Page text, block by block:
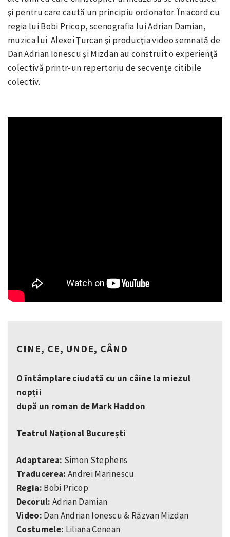
şi pentru care caută un principiu ordonator. În acord cu
regia lui Bobi Pricop, scenografia lui Adrian Damian,
muzica lui Alexei Ţurcan şi producţia video semnată de
Dan Adrian Ionescu şi Mizdan au construit o experienţă
colectivă printr-un repertoriu de secvenţe citibile
colectiv.
CINE, CE, UNDE, CÂND
O întâmplare ciudată cu un câine la miezul
nopții
după un roman de Mark Haddon
Teatrul Național București
Adaptarea: Simon Stephens
Traducerea: Andrei Marinescu
Regia: Bobi Pricop
Decorul: Adrian Damian
Video: Dan Andrian Ionescu & Răzvan Mizdan
Costumele: Liliana Cenean